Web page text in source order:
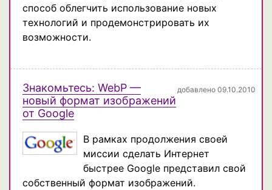
способ облегчить использование новых
технологий и продемонстрировать их
возможности.
Знакомьтесь: WebP —
новый формат изображений
от Google
добавлено 09.10.2010
В рамках продолжения своей
миссии сделать Интернет
быстрее Google представил свой
собственный формат изображений.